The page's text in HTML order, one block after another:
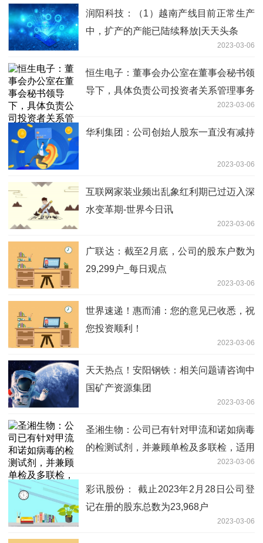
润阳科技：（1）越南产线目前正常生产
中，扩产的产能已陆续释放|天天头条
2023-03-06
恒生电子：董事会办公室在董事会秘书领
导下，具体负责公司投资者关系管理事务
2023-03-06
华利集团：公司创始人股东一直没有减持
2023-03-06
互联网家装业频出乱象红利期已过迈入深
水变革期-世界今日讯
2023-03-06
广联达：截至2月底，公司的股东户数为
29,299户_每日观点
2023-03-06
世界速递！惠而浦：您的意见已收悉，祝
您投资顺利！
2023-03-06
天天热点！安阳钢铁：相关问题请咨询中
国矿产资源集团
2023-03-06
圣湘生物：公司已有针对甲流和诺如病毒
的检测试剂，并兼顾单检及多联检，适用
2023-03-06
彩讯股份： 截止2023年2月28日公司登
记在册的股东总数为23,968户
2023-03-06